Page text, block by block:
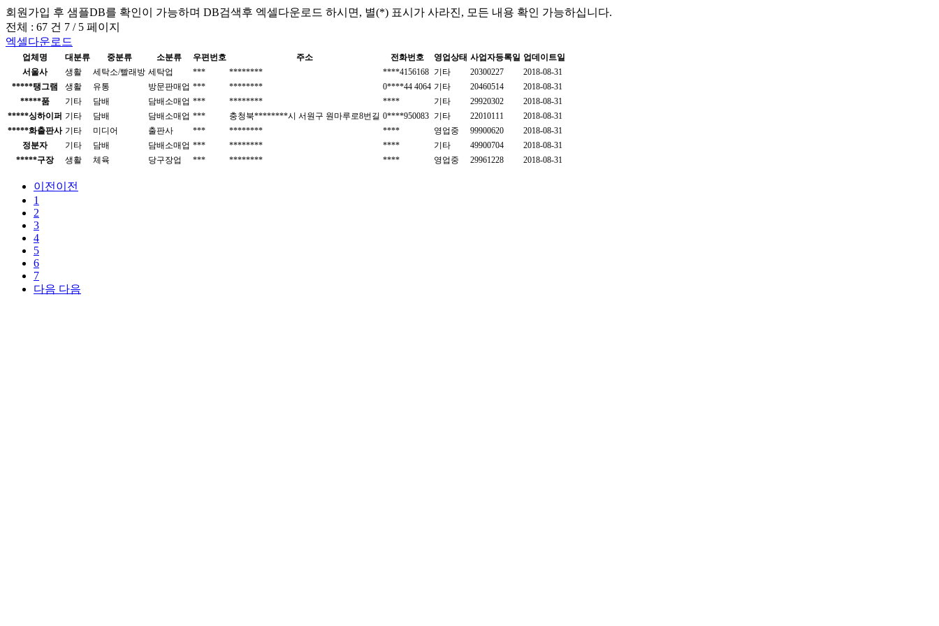
회원가입 후 샘플DB를 확인이 가능하며 DB검색후 엑셀다운로드 하시면, 별(*) 표시가 사라진, 모든 내용 확인 가능하십니다.
전체 : 67 건 7 / 5 페이지
엑셀다운로드
업체명 대분류 중분류 소분류 우편번호 주소 전화번호 영업상태 사업자등록일 업데이트일
서울사
생활 세탁소/빨래방 세탁업 *** ******** ****4156168 기타 20300227
2018-08-31
*****탱그램
생활 유통 방문판매업 *** ******** 0****44 4064 기타 20460514
2018-08-31
*****품
기타 담배 담배소매업 *** ******** **** 기타 29920302
2018-08-31
*****싱하이퍼 기타 담배 담배소매업 *** 충청북********시 서원구 원마루로8번길 0****950083 기타 22010111
2018-08-31
*****화출판사 기타 미디어 출판사 *** ******** **** 영업중 99900620
2018-08-31
정분자
기타 담배 담배소매업 *** ******** **** 기타 49900704
2018-08-31
*****구장
생활 체육 당구장업 *** ******** **** 영업중 29961228 2018-08-31
이전 이전
1
2
3
4
5
6
7
다음 다음